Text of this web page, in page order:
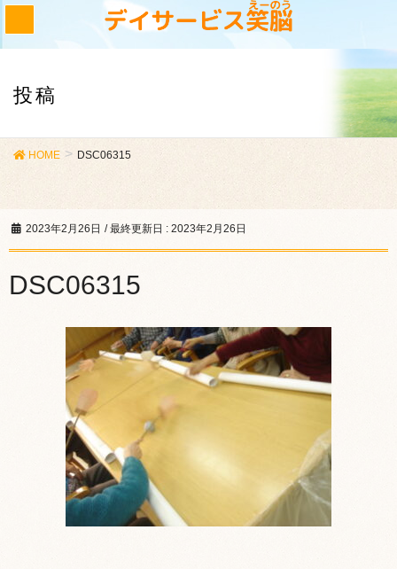
投稿
HOME DSC06315
2023年2月26日 / 最終更新日 : 2023年2月26日
DSC06315